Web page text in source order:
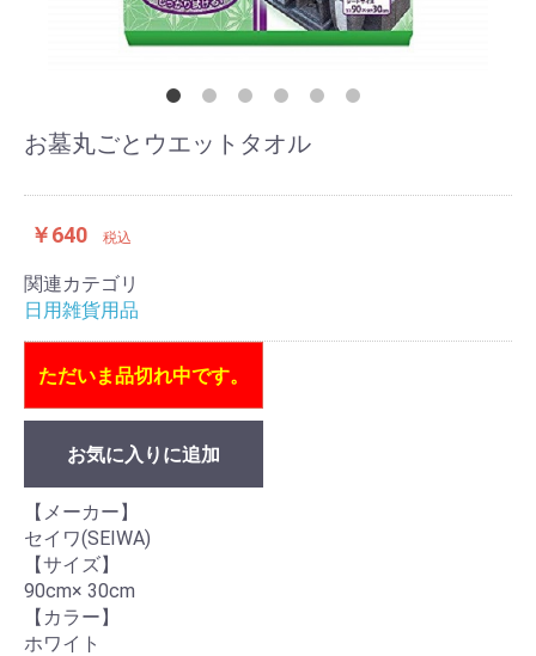
お墓丸ごとウエットタオル
￥640 税込
関連カテゴリ
日用雑貨用品
ただいま品切れ中です。
お気に入りに追加
【メーカー】
セイワ(SEIWA)
【サイズ】
90cm× 30cm
【カラー】
ホワイト